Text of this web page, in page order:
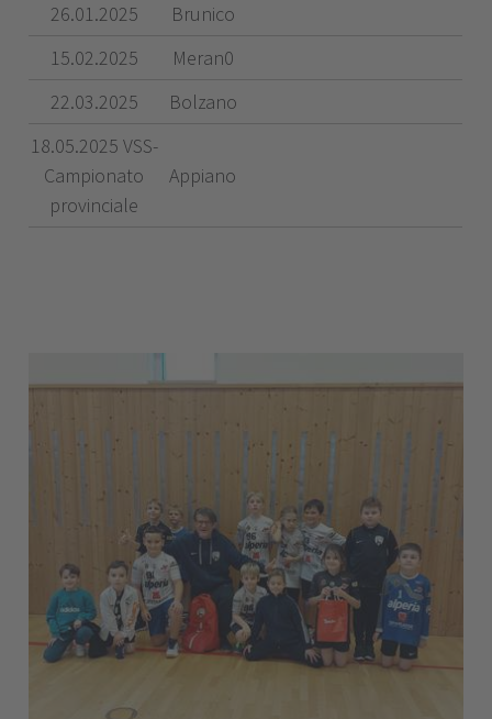
26.01.2025
Brunico
15.02.2025
Meran0
22.03.2025
Bolzano
18.05.2025 VSS-
Campionato
provinciale
Appiano